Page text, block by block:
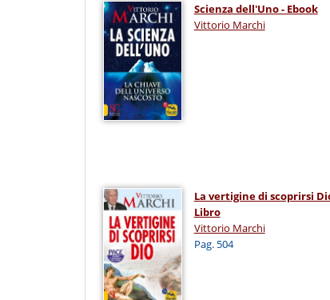
Scienza dell'Uno - Ebook
Vittorio Marchi
La vertigine di scoprirsi
Libro
Vittorio Marchi
Pag. 504